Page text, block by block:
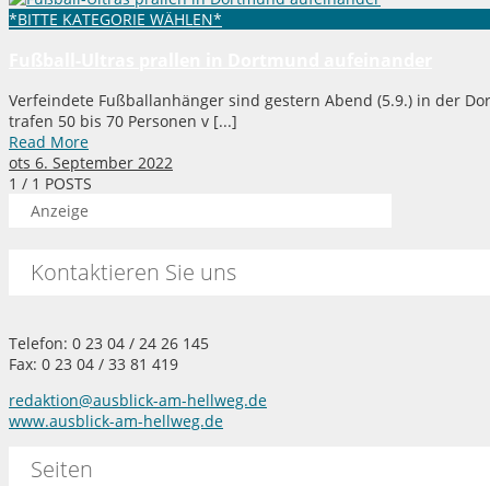
*BITTE KATEGORIE WÄHLEN*
Verfeindete Fußballanhänger sind gestern Abend (5.9.) in der
trafen 50 bis 70 Personen v [...]
Read More
ots 6. September 2022
1 / 1 POSTS
Anzeige
Kontaktieren Sie uns
Telefon: 0 23 04 / 24 26 145
Fax: 0 23 04 / 33 81 419
redaktion@ausblick-am-hellweg.de
www.ausblick-am-hellweg.de
Seiten